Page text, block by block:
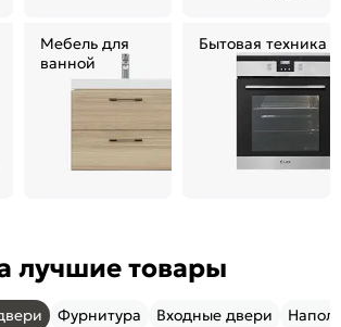
Мебель для
ванной
Бытовая техника
лучшие товары
Фурнитура Входные двери